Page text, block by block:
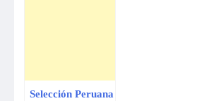
Selección Peruana